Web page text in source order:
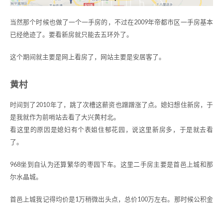
当然那个时候也做了一个一手房的，不过在2009年帝都市区一手房基本
已经绝迹了。要看新房就只能去五环外了。
这个期间就主要是网上看房了，网站主要是安居客了。
黄村
时间到了2010年了，跳了次槽这薪资也蹭蹭涨了点。媳妇想住新房，于
是我就作为前哨站去看了大兴黄村北。
看这里的原因是媳妇有个表姐住郁花园，说这里新房多，于是就去看
了。
968坐到自认为还算繁华的枣园下车。这里二手房主要是首邑上城和那
尔水晶城。
首邑上城我记得均价是1万稍微出头点，总价100万左右。那时候公积金